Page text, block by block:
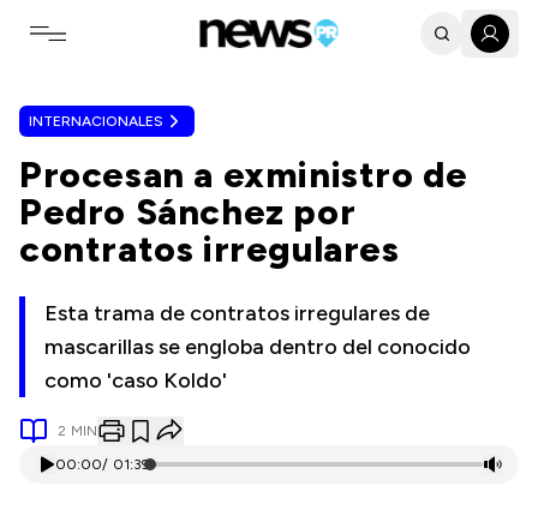
Toggle navigation menu
INTERNACIONALES
Procesan a exministro de
Pedro Sánchez por
contratos irregulares
Esta trama de contratos irregulares de
mascarillas se engloba dentro del conocido
como 'caso Koldo'
2 MIN
00:00/ 01:39